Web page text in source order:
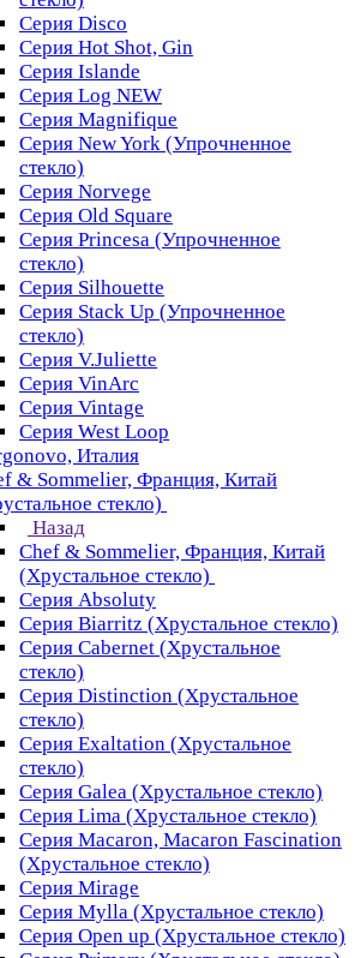
Серия Disco
Серия Hot Shot, Gin
Серия Islande
Серия Log NEW
Серия Magnifique
Серия New York (Упрочненное
стекло)
Серия Norvege
Серия Old Square
Серия Princesa (Упрочненное
стекло)
Серия Silhouette
Серия Stack Up (Упрочненное
стекло)
Серия V.Juliette
Серия VinArc
Серия Vintage
Серия West Loop
Италия
& Sommelier, Франция, Китай
стекло)
Назад
Chef & Sommelier, Франция, Китай
(Хрустальное стекло)
Серия Absoluty
Серия Biarritz (Хрустальное стекло)
Серия Cabernet (Хрустальное
стекло)
Серия Distinction (Хрустальное
стекло)
Серия Exaltation (Хрустальное
стекло)
Серия Galea (Хрустальное стекло)
Серия Lima (Хрустальное стекло)
Серия Macaron, Macaron Fascination
(Хрустальное стекло)
Серия Mirage
Серия Mylla (Хрустальное стекло)
Серия Open up (Хрустальное стекло)